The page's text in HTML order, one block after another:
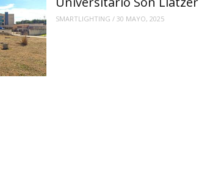
SMARTLIGHTING / 30 MAYO, 2025